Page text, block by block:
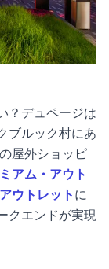
？デュページは
ブルック村にあ
屋外ショッピ
アム・アウト
ウトレット に
クエンドが実現